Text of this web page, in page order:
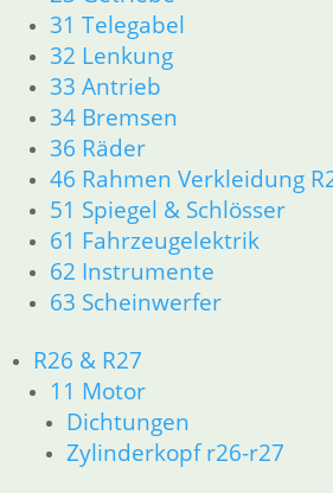
31 Telegabel
32 Lenkung
33 Antrieb
34 Bremsen
36 Räder
46 Rahmen Verkleidung
51 Spiegel & Schlösser
61 Fahrzeugelektrik
62 Instrumente
63 Scheinwerfer
R26 & R27
11 Motor
Dichtungen
Zylinderkopf r26-r27
Getriebedichtungen sollten
werden.
Relevante
Zündung & Elektrik
Regler)
Vergaser- & Düsenkomponenten
Schwingenlager &
Bremsbacken, Federn & Gestänge
Motor- & Getriebedichtungen
Interne Verlinkungen
Beliebt:Vergaser
So bleibt Ihre BMW R50, R60 oder
und authentisch fahrbereit.